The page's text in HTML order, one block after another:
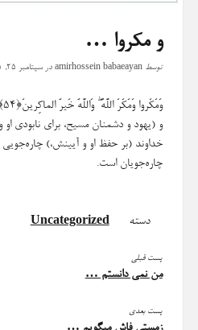
و مکروا …
توسط amirhossein babaeayan درسپتامبر 25, 2021
وَمَكَروا وَمَكَرَ اللَّهُ ۖ وَاللَّهُ خَيرُ الماكِرينَ﴿۵۴﴾
و (یهود و دشمنان مسیح، برای نابودی
خداوند (بر حفظ او و آیینش،) چاره‌جویی
چاره‌جویان است.
دسته Uncategorized
پست قبلی
من نمی دانستم …
پست بعدی